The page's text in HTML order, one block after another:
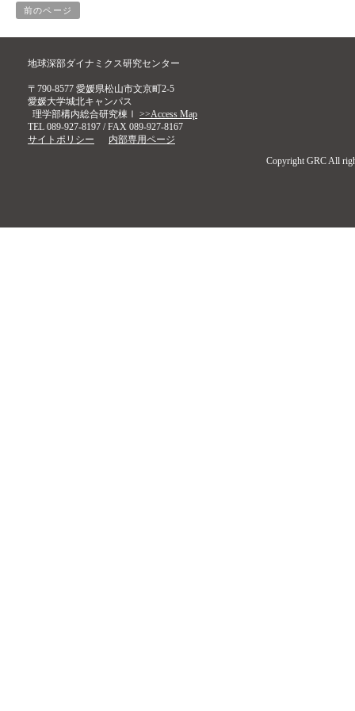
前のページ
地球深部ダイナミクス研究センター
〒790-8577 愛媛県松山市文京町2-5
愛媛大学城北キャンパス
理学部構内総合研究棟Ⅰ >>Access Map
TEL 089-927-8197 / FAX 089-927-8167
サイトポリシー
内部専用ページ
Copyright GRC All